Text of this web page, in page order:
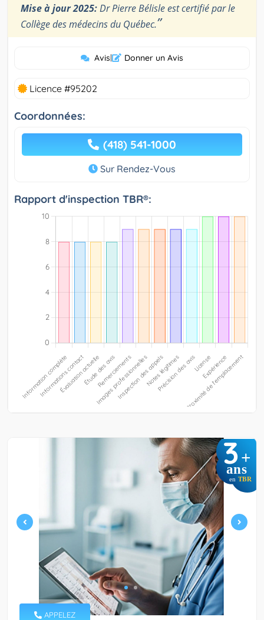
Mise à jour 2025:Dr Pierre Bélisle est certifié par le
Collège des médecins du Québec.”
Avis| Donner un Avis
Licence #95202
Coordonnées:
(418) 541-1000
Sur Rendez-Vous
Rapport d'inspection TBR®:
3+
ans
en TBR
APPELEZ